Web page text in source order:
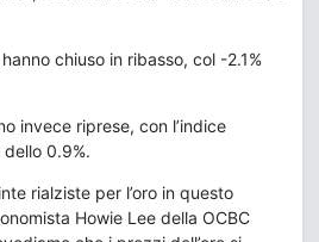
chiuso in ribasso, col -2.1%
invece riprese, con l’indice
0.9%.
rialziste per l’oro in questo
Howie Lee della OCBC